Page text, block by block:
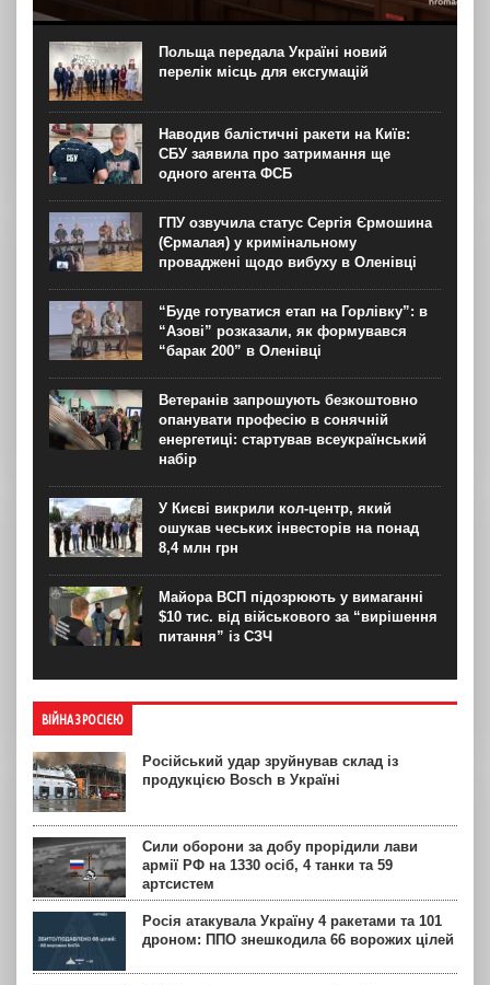
Колишній посолці України у США Ользі Стефанішиній
обрали запобіжний захід – заставу розміром 6 мільйонів
гривень в межах справи про незаконне збагачення. Про
це зранку 6 серпня повідомляє “Громадське”....
Польща передала Україні новий
перелік місць для ексгумацій
Наводив балістичні ракети на Київ:
СБУ заявила про затримання ще
одного агента ФСБ
ГПУ озвучила статус Сергія Єрмошина
(Єрмалая) у кримінальному
проваджені щодо вибуху в Оленівці
“Буде готуватися етап на Горлівку”: в
“Азові” розказали, як формувався
“барак 200” в Оленівці
Ветеранів запрошують безкоштовно
опанувати професію в сонячній
енергетиці: стартував всеукраїнський
набір
У Києві викрили кол-центр, який
ошукав чеських інвесторів на понад
8,4 млн грн
Майора ВСП підозрюють у вимаганні
$10 тис. від військового за “вирішення
питання” із СЗЧ
ВІЙНА З РОСІЄЮ
Російський удар зруйнував склад із
продукцією Bosch в Україні
Сили оборони за добу прорідили лави
армії РФ на 1330 осіб, 4 танки та 59
артсистем
Росія атакувала Україну 4 ракетами та 101
дроном: ППО знешкодила 66 ворожих цілей